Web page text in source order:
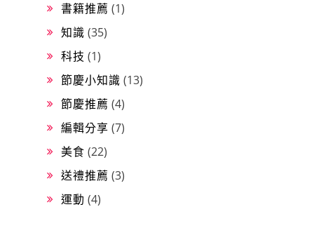
書籍推薦 (1)
知識 (35)
科技 (1)
節慶小知識 (13)
節慶推薦 (4)
編輯分享 (7)
美食 (22)
送禮推薦 (3)
運動 (4)